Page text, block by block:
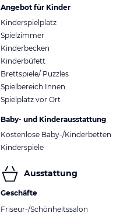
Angebot für Kinder
Kinderspielplatz
Spielzimmer
Kinderbecken
Kinderbüfett
Brettspiele/ Puzzles
Spielbereich Innen
Spielplatz vor Ort
Baby- und Kinderausstattung
Kostenlose Baby-/Kinderbetten
Kinderspiele
Ausstattung
Geschäfte
Friseur-/Schönheitssalon